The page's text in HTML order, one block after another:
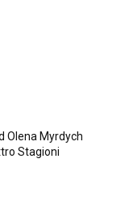
Olena Myrdych
Stagioni